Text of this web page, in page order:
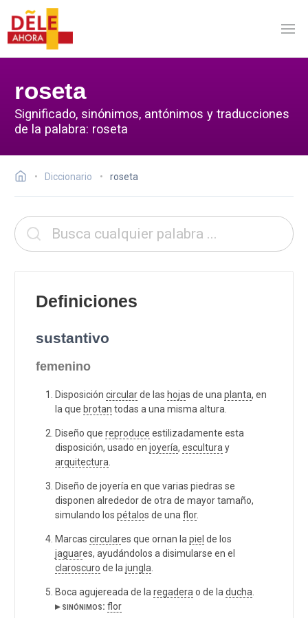
roseta
Significado, sinónimos, antónimos y traducciones
de la palabra: roseta
Diccionario roseta
Definiciones
sustantivo
femenino
Disposición circularde las hojas de una planta, en
la que brotan todas a una misma altura.
Diseño que reproduce estilizadamente esta
disposición, usado en joyería, escultura y
arquitectura
Diseño de joyería en que varias piedras se
disponen alrededor de otra de mayor tamaño,
simulando los pétalos de una flor.
Marcas circulares que ornan la piel de los
jaguares, ayudándolos a disimularse en el
claroscuro de la jungla
Boca agujereada de la regadera o de la ducha
▸ sinónimos: flor